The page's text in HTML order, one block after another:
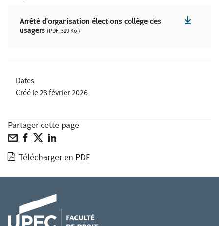
Arrêté d'organisation élections collège des
usagers (PDF, 329 Ko )
Dates
Créé le23 février 2026
Partager cette page
Télécharger en PDF